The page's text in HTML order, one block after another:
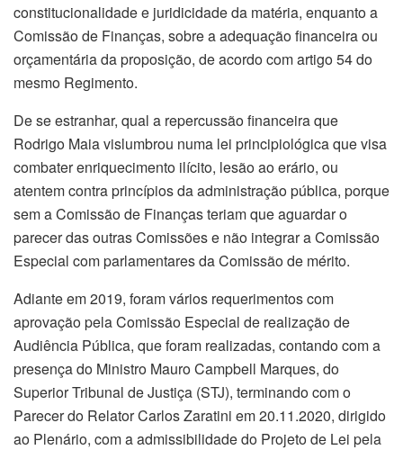
constitucionalidade e juridicidade da matéria, enquanto a
Comissão de Finanças, sobre a adequação financeira ou
orçamentária da proposição, de acordo com artigo 54 do
mesmo Regimento.
De se estranhar, qual a repercussão financeira que
Rodrigo Maia vislumbrou numa lei principiológica que visa
combater enriquecimento ilícito, lesão ao erário, ou
atentem contra princípios da administração pública, porque
sem a Comissão de Finanças teriam que aguardar o
parecer das outras Comissões e não integrar a Comissão
Especial com parlamentares da Comissão de mérito.
Adiante em 2019, foram vários requerimentos com
aprovação pela Comissão Especial de realização de
Audiência Pública, que foram realizadas, contando com a
presença do Ministro Mauro Campbell Marques, do
Superior Tribunal de Justiça (STJ), terminando com o
Parecer do Relator Carlos Zaratini em 20.11.2020, dirigido
ao Plenário, com a admissibilidade do Projeto de Lei pela